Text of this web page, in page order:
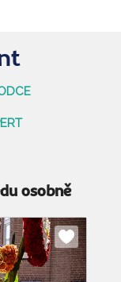
osobně
Do
oblíbených